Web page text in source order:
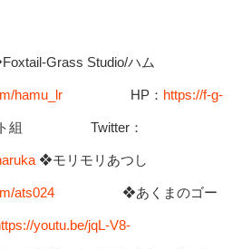
Grass Studio/ハム
hamu_lr HP： https://f-g-
Twitter：
❖モリモリあつし
ats024 ❖あくまのゴー
youtu.be/jqL-V8-